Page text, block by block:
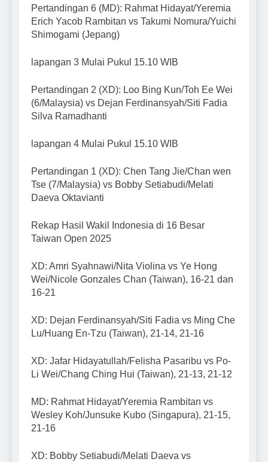
Pertandingan 6 (MD): Rahmat Hidayat/Yeremia
Erich Yacob Rambitan vs Takumi Nomura/Yuichi
Shimogami (Jepang)
lapangan 3 Mulai Pukul 15.10 WIB
Pertandingan 2 (XD): Loo Bing Kun/Toh Ee Wei
(6/Malaysia) vs Dejan Ferdinansyah/Siti Fadia
Silva Ramadhanti
lapangan 4 Mulai Pukul 15.10 WIB
Pertandingan 1 (XD): Chen Tang Jie/Chan wen
Tse (7/Malaysia) vs Bobby Setiabudi/Melati
Daeva Oktavianti
Rekap Hasil Wakil Indonesia di 16 Besar
Taiwan Open 2025
XD: Amri Syahnawi/Nita Violina vs Ye Hong
Wei/Nicole Gonzales Chan (Taiwan), 16-21 dan
16-21
XD: Dejan Ferdinansyah/Siti Fadia vs Ming Che
Lu/Huang En-Tzu (Taiwan), 21-14, 21-16
XD: Jafar Hidayatullah/Felisha Pasaribu vs Po-
Li Wei/Chang Ching Hui (Taiwan), 21-13, 21-12
MD: Rahmat Hidayat/Yeremia Rambitan vs
Wesley Koh/Junsuke Kubo (Singapura), 21-15,
21-16
XD: Bobby Setiabudi/Melati Daeva vs